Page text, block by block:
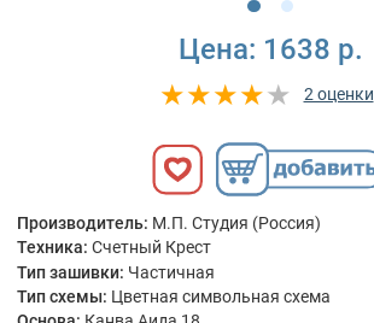
Цена: 1638 р.
2 оценки
Производитель: М.П. Студия (Россия)
Техника: Счетный Крест
Тип зашивки: Частичная
Тип схемы: Цветная символьная схема